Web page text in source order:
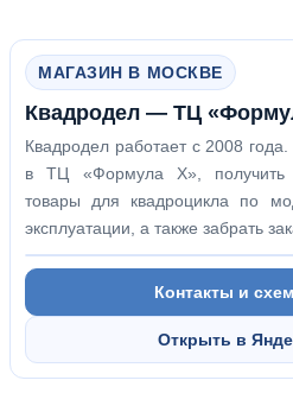
МАГАЗИН В МОСКВЕ
Квадродел — ТЦ
Квадродел работает с 2008
в ТЦ «Формула Х», получить
товары для квадроцикла по
эксплуатации, а также забрать
Контакты и
Открыть в